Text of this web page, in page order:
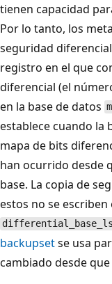
tienen capacidad
Por lo tanto, los
seguridad
registro en el que
diferencial (el
en la base de datos
establece cuando la
mapa de bits
han ocurrido desde
base. La copia de
estos no se
backupsetse usa
cambiado desde